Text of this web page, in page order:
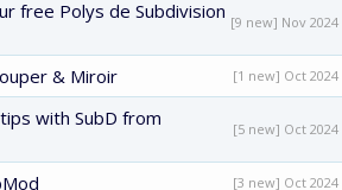
free Polys de Subdivision [9 new] Nov 2024
& Miroir [1 new] Oct 2024
with SubD from
[5 new] Oct 2024
[3 new] Oct 2024